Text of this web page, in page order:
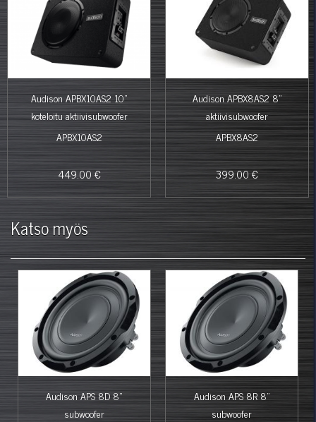
Audison APBX10AS2 10"
koteloitu aktiivisubwoofer
APBX10AS2
449.00 €
Audison APBX8AS2 8"
aktiivisubwoofer
APBX8AS2
399.00 €
Katso myös
Audison APS 8D 8"
subwoofer
Audison APS 8R 8"
subwoofer